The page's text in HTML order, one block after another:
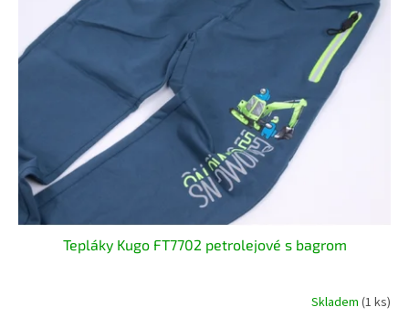
Tepláky Kugo FT7702 petrolejové s bagrom
Skladem (1 ks)